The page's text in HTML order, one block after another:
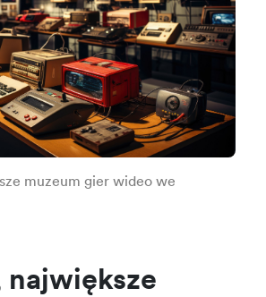
muzeum gier wideo we